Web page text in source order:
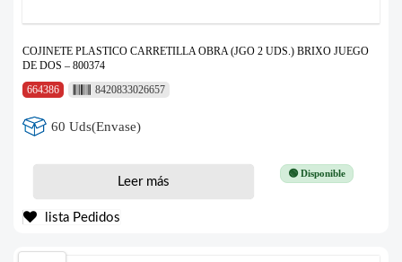
COJINETE PLASTICO CARRETILLA OBRA (JGO 2 UDS.) BRIXO JUEGO
DE DOS – 800374
664386
8420833026657
60 Uds(Envase)
🟢 Disponible
Leer más
lista Pedidos